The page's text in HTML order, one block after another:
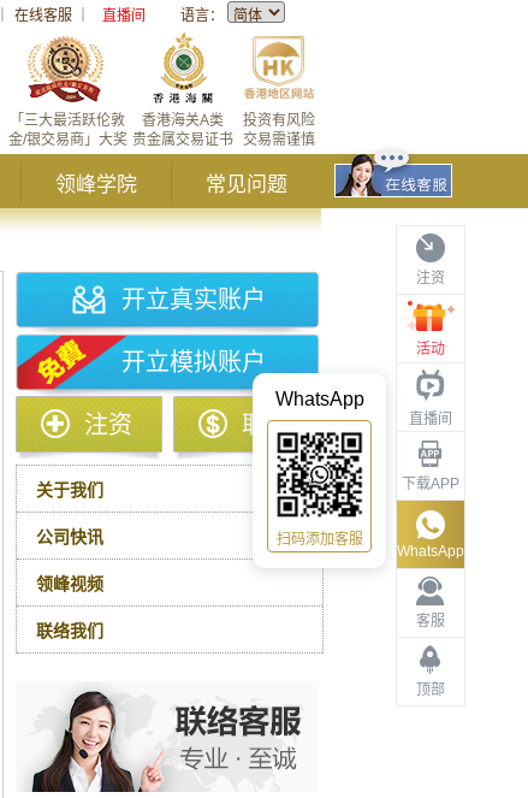
在线客服 直播间 语言：
投资有风险
交易需谨慎
香港海关A类
贵金属交易证书
「三大最活跃伦敦
金/银交易商」大奖
领峰学院 常见问题
注资
活动
直播间
下载APP
客服
顶部
WhatsApp
WhatsApp
扫码添加客服
开立真实账户
开立模拟账户
注资 取款
关于我们
公司快讯
领峰视频
联络我们